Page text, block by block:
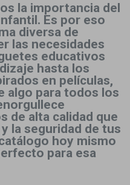
la importancia del
Es por eso
diversa de
las necesidades
educativos
hasta los
en películas,
algo para todos los
de alta calidad que
la seguridad de tus
hoy mismo
para esa